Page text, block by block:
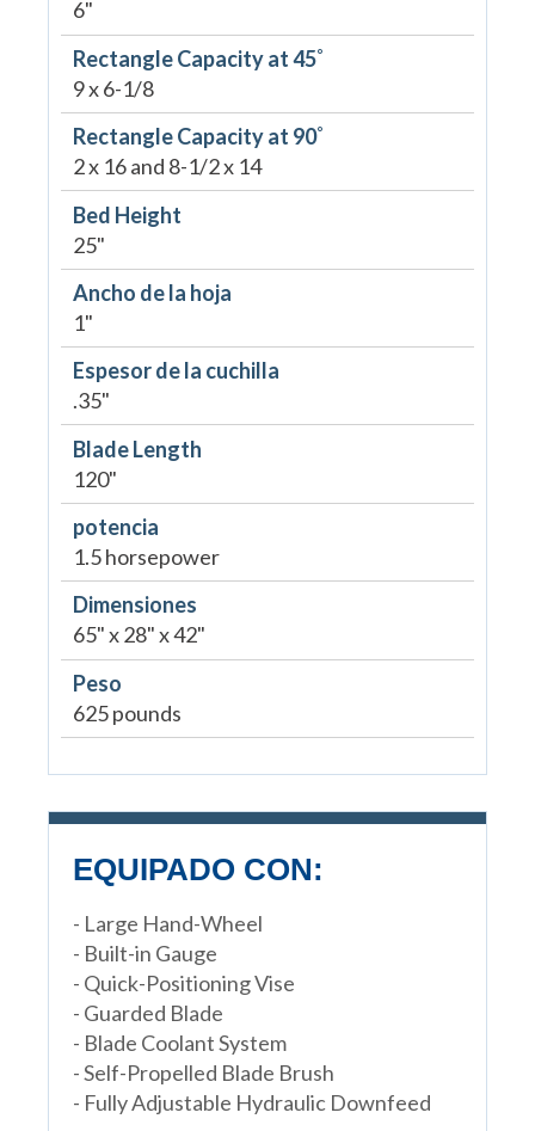
6"
Rectangle Capacity at 45˚
9 x 6-1/8
Rectangle Capacity at 90˚
2 x 16 and 8-1/2 x 14
Bed Height
25"
Ancho de la hoja
1"
Espesor de la cuchilla
.35"
Blade Length
120"
potencia
1.5 horsepower
Dimensiones
65" x 28" x 42"
Peso
625 pounds
EQUIPADO CON:
- Large Hand-Wheel
- Built-in Gauge
- Quick-Positioning Vise
- Guarded Blade
- Blade Coolant System
- Self-Propelled Blade Brush
- Fully Adjustable Hydraulic Downfeed